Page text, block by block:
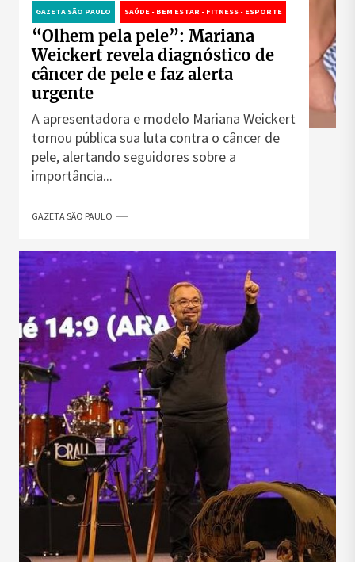
GAZETA SÃO PAULO SAÚDE - BEM ESTAR - FITNESS - ESPORTE
“Olhem pela pele”: Mariana
Weickert revela diagnóstico de
câncer de pele e faz alerta
urgente
A apresentadora e modelo Mariana Weickert
tornou pública sua luta contra o câncer de
pele, alertando seguidores sobre a
importância...
GAZETA SÃO PAULO